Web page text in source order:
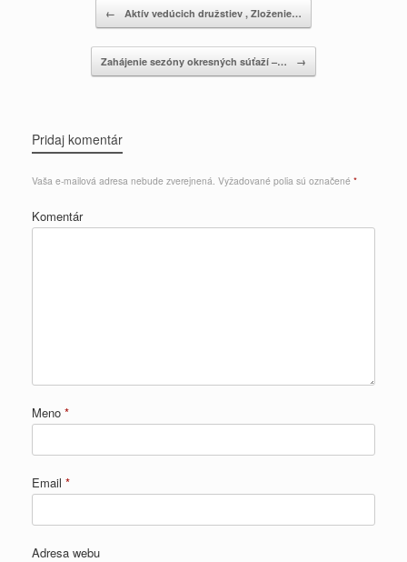
← Aktív vedúcich družstiev , Zloženie…
Zahájenie sezóny okresných súťaží –… →
Pridaj komentár
Vaša e-mailová adresa nebude zverejnená. Vyžadované polia sú označené *
Komentár
Meno *
Email *
Adresa webu